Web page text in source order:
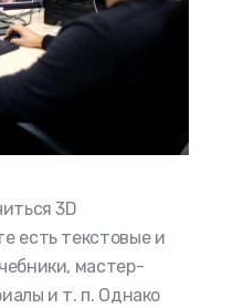
3D
есть текстовые и
мастер-
и т. п. Однако